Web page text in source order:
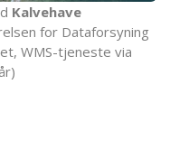
Kalvehave
for Dataforsyning
WMS-tjeneste via